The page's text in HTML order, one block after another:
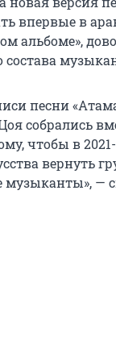
впервые в
альбоме»,
состава
песни
собрались
чтобы в
вернуть
музыканты», —